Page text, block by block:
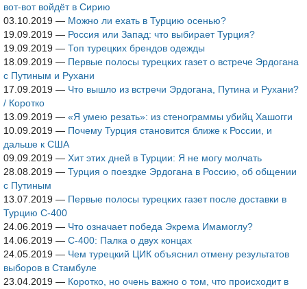
вот-вот войдёт в Сирию
03.10.2019 — Можно ли ехать в Турцию осенью?
19.09.2019 — Россия или Запад: что выбирает Турция?
19.09.2019 — Топ турецких брендов одежды
18.09.2019 — Первые полосы турецких газет о встрече Эрдогана
с Путиным и Рухани
17.09.2019 — Что вышло из встречи Эрдогана, Путина и Рухани?
/ Коротко
13.09.2019 — «Я умею резать»: из стенограммы убийц Хашогги
10.09.2019 — Почему Турция становится ближе к России, и
дальше к США
09.09.2019 — Хит этих дней в Турции: Я не могу молчать
28.08.2019 — Турция о поездке Эрдогана в Россию, об общении
с Путиным
13.07.2019 — Первые полосы турецких газет после доставки в
Турцию С-400
24.06.2019 — Что означает победа Экрема Имамоглу?
14.06.2019 — С-400: Палка о двух концах
24.05.2019 — Чем турецкий ЦИК объяснил отмену результатов
выборов в Стамбуле
23.04.2019 — Коротко, но очень важно о том, что происходит в